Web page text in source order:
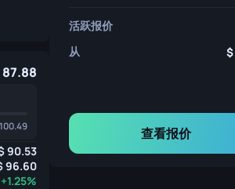
87.88
100.49
90.53
96.60
+1.25%
活跃报价
从
查看报价